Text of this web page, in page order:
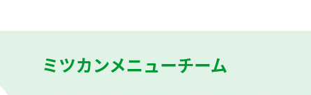
ミツカンメニューチーム